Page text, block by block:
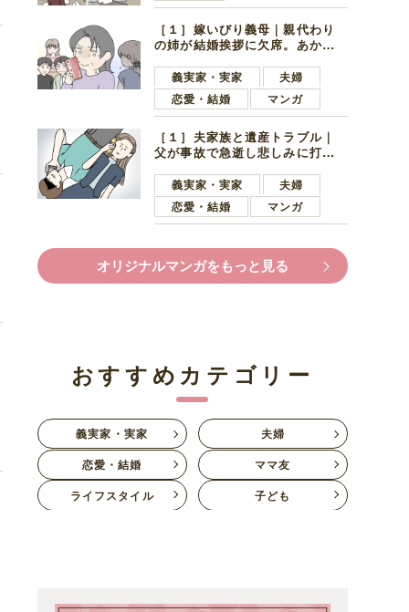
［１］嫁いびり義母｜親代わり
の姉が結婚挨拶に欠席。あから
義実家・実家
夫婦
恋愛・結婚
マンガ
［１］夫家族と遺産トラブル｜
父が事故で急逝し悲しみに打ち
ます夫
義実家・実家
夫婦
恋愛・結婚
マンガ
オリジナルマンガをもっと見る
おすすめカテゴリー
義実家・実家
夫婦
恋愛・結婚
ママ友
ライフスタイル
子ども